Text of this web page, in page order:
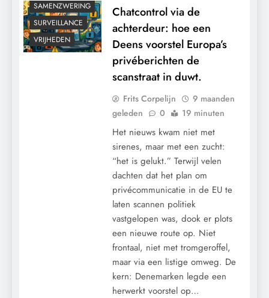
SAMENZWERING
SURVEILLANCE
VRIJHEDEN
Chatcontrol via de
achterdeur: hoe een
Deens voorstel Europa’s
privéberichten de
scanstraat in duwt.
Frits Corpelijn
9 maanden
geleden
0 19 minuten
Het nieuws kwam niet met
sirenes, maar met een zucht:
“het is gelukt.” Terwijl velen
dachten dat het plan om
privécommunicatie in de EU te
laten scannen politiek
vastgelopen was, dook er plots
een nieuwe route op. Niet
frontaal, niet met tromgeroffel,
maar via een listige omweg. De
kern: Denemarken legde een
herwerkt voorstel op…